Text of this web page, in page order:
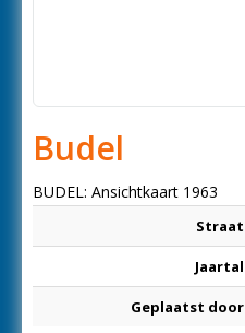
Budel
BUDEL: Ansichtkaart 1963
Straat
Jaartal
Geplaatst door